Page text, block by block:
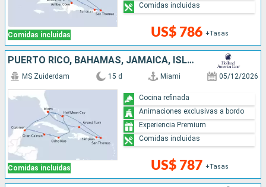
Comidas incluidas US$ 786 +Tasas
Comidas incluidas
PUERTO RICO, BAHAMAS, JAMAICA, ISLAS CAIMÁN, MÉXICO, ESTADOS UNIDOS
Comidas incluidas
MS Zuiderdam 15 d Miami 05/12/2026
US$ 787 +Tasas
Cocina refinada
Animaciones exclusivas a bordo
Experiencia Premium
Comidas incluidas